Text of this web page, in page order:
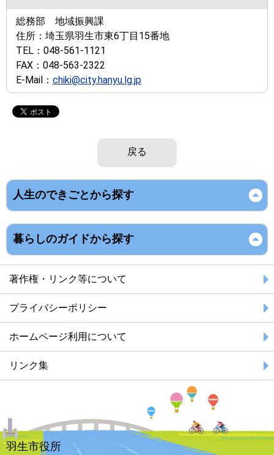
総務部 地域振興課
住所： 埼玉県羽生市東6丁目15番地
TEL： 048-561-1121
FAX： 048-563-2322
E-Mail： chiki@city.hanyu.lg.jp
戻る
人生のできごとから探す
暮らしのガイドから探す
著作権・リンク等について
プライバシーポリシー
ホームページ利用について
リンク集
羽生市役所